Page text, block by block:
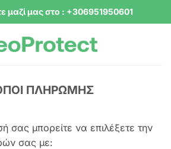
μαζί μας στο : +306951950601
ΠΛΗΡΩΜΗΣ
σας μπορείτε να επιλέξετε την
σας με: